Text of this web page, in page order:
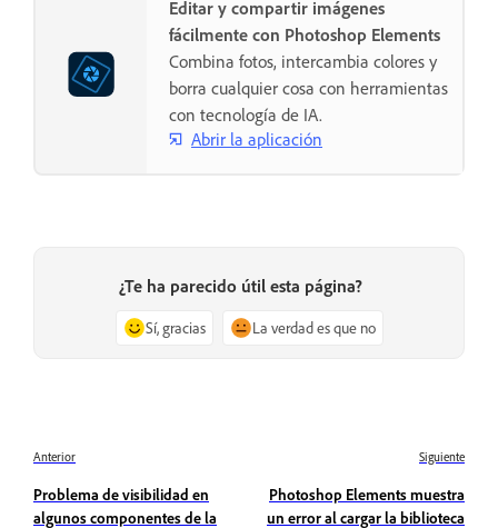
Editar y compartir imágenes
fácilmente con Photoshop Elements
Combina fotos, intercambia colores y
borra cualquier cosa con herramientas
con tecnología de IA.
Abrir la aplicación
¿Te ha parecido útil esta página?
Sí, gracias La verdad es que no
Anterior
Problema de visibilidad en
algunos componentes de la
Siguiente
Photoshop Elements muestra
un error al cargar la biblioteca